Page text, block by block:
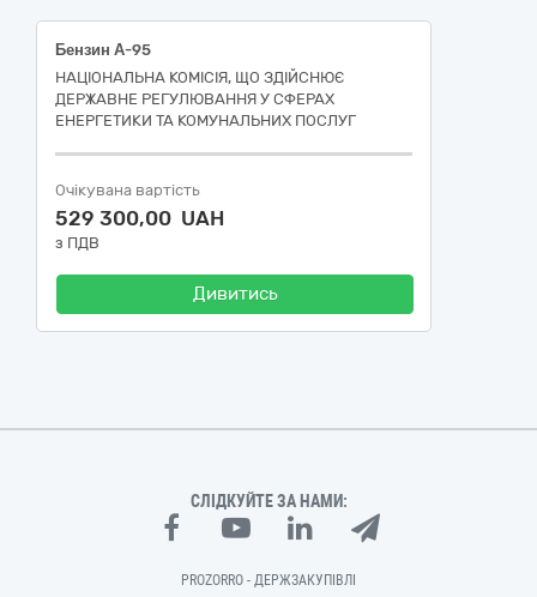
Бензин А-95
НАЦІОНАЛЬНА КОМІСІЯ, ЩО ЗДІЙСНЮЄ
ДЕРЖАВНЕ РЕГУЛЮВАННЯ У СФЕРАХ
ЕНЕРГЕТИКИ ТА КОМУНАЛЬНИХ ПОСЛУГ
Очікувана вартість
529 300,00 UAH
з ПДВ
Дивитись
СЛІДКУЙТЕ ЗА НАМИ:
PROZORRO - ДЕРЖЗАКУПІВЛІ